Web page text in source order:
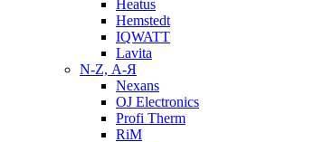
Heatus
Hemstedt
IQWATT
Lavita
N-Z, А-Я
Nexans
OJ Electronics
Profi Therm
RiM